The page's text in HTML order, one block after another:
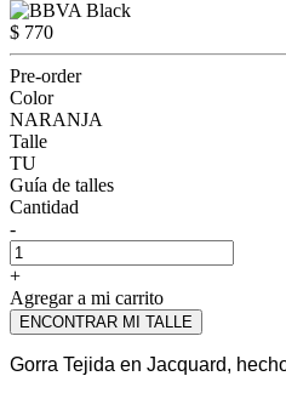
$ 770
Pre-order
Color
NARANJA
Talle
TU
Guía de talles
Cantidad
-
+
Agregar a mi carrito
ENCONTRAR MI TALLE
Gorra Tejida en Jacquard,